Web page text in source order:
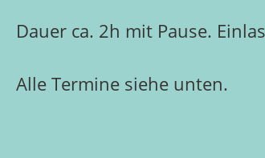
Dauer ca. 2h mit Pause.
Alle Termine siehe unten.